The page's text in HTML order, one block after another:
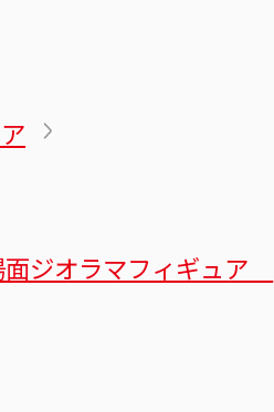
面ジオラマフィギュア